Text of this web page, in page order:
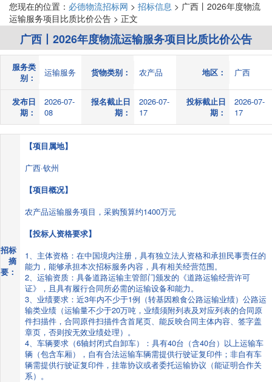
您现在的位置： 必德物流招标网 > 招标信息 > 广西丨2026年度物流
运输服务项目比质比价公告 > 正文
广西丨2026年度物流运输服务项目比质比价公告
服务类
别：
运输服务 货物类别： 农产品 地区： 广西
发布日
期：
2026-07-
08
报名截止日
期：
2026-07-
17
投标截止日
期：
2026-07-
17
招标
摘
要：
【项目属地】
广西·钦州
【项目概况】
农产品运输服务项目，采购预算约1400万元
【投标人资格要求】
1、主体资格：在中国境内注册，具有独立法人资格和承担民事责任的
能力，能够承担本次招标服务内容，具有相关经营范围。
2、运输资质：具备道路运输主管部门颁发的《道路运输经营许可
证》，且具有履行合同所必需的运输设备和能力。
3、业绩要求：近3年内不少于1例（转基因粮食公路运输业绩）公路运
输类业绩（运输量不少于20万吨，业绩须附列表及对应列表的合同原
件扫描件，合同原件扫描件含首尾页、能反映合同主体内容、签字盖
章页，否则按无效业绩处理）。
4、车辆要求（6轴封闭式自卸车）：具有40台（含40台）以上运输车
辆（包含车厢），自有合法运输车辆需提供行驶证复印件；非自有车
辆需提供行驶证复印件，挂靠协议或者委托运输协议（能证明合作关
系）。